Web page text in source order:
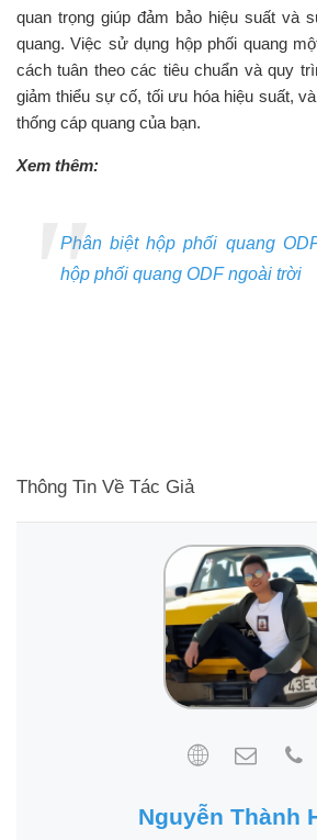
quan trọng giúp đảm bảo hiệu suất và
quang. Việc sử dụng hộp phối quang
cách tuân theo các tiêu chuẩn và quy
giảm thiểu sự cố, tối ưu hóa hiệu suất,
thống cáp quang của bạn.
Xem thêm:
Phân biệt hộp phối quang
hộp phối quang ODF ngoài trời
Thông Tin Về Tác Giả
Nguyễn Thành